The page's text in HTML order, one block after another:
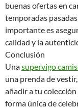
buenas ofertas en
temporadas
importante es
calidad y la
Conclusión
Unasupervigo
una prenda de
añadir a tu
forma única de